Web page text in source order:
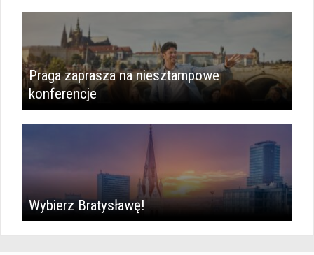
Praga zaprasza na niesztampowe
konferencje
Wybierz Bratysławę!